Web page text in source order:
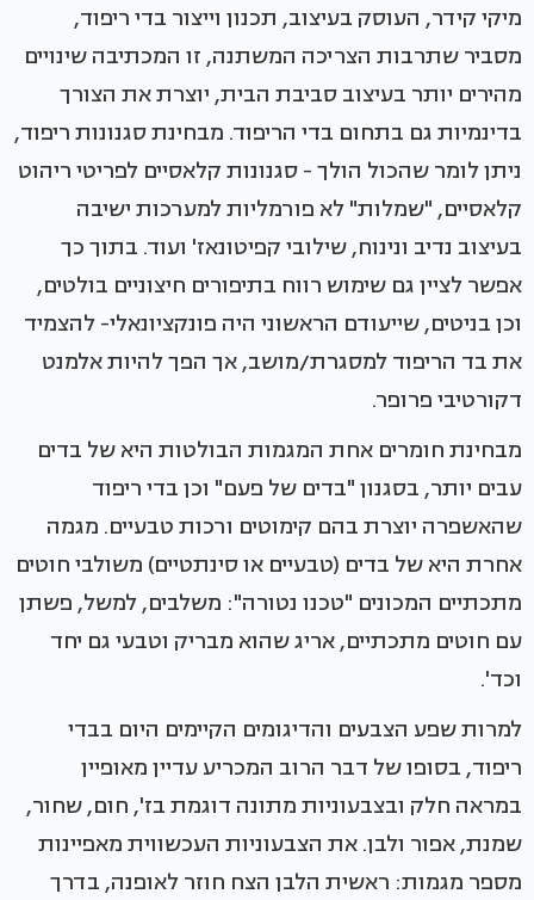
מיקי קידר, העוסק בעיצוב, תכנון וייצור בדי ריפוד,
מסביר שתרבות הצריכה המשתנה, זו המכתיבה שינויים
מהירים יותר בעיצוב סביבת הבית, יוצרת את הצורך
בדינמיות גם בתחום בדי הריפוד. מבחינת סגנונות ריפוד,
ניתן לומר שהכול הולך - סגנונות קלאסיים לפריטי ריהוט
קלאסיים, "שמלות" לא פורמליות למערכות ישיבה
בעיצוב נדיב ונינוח, שילובי קפיטונאז' ועוד. בתוך כך
אפשר לציין גם שימוש רווח בתיפורים חיצוניים בולטים,
וכן בניטים, שייעודם הראשוני היה פונקציונאלי- להצמיד
את בד הריפוד למסגרת/מושב, אך הפך להיות אלמנט
דקורטיבי פרופר.
מבחינת חומרים אחת המגמות הבולטות היא של בדים
עבים יותר, בסגנון "בדים של פעם" וכן בדי ריפוד
שהאשפרה יוצרת בהם קימוטים ורכות טבעיים. מגמה
אחרת היא של בדים (טבעיים או סינתטיים) משולבי חוטים
מתכתיים המכונים "טכנו נטורה": משלבים, למשל, פשתן
עם חוטים מתכתיים, אריג שהוא מבריק וטבעי גם יחד
וכד'.
למרות שפע הצבעים והדיגומים הקיימים היום בבדי
ריפוד, בסופו של דבר הרוב המכריע עדיין מאופיין
במראה חלק ובצבעוניות מתונה דוגמת בז', חום, שחור,
שמנת, אפור ולבן. את הצבעוניות העכשווית מאפיינות
מספר מגמות: ראשית הלבן הצח חוזר לאופנה, בדרך